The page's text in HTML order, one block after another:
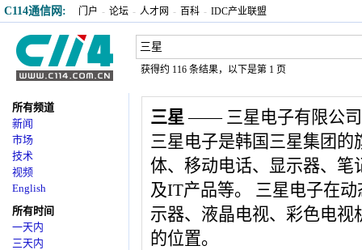
C114通信网: 门户 - 论坛 - 人才网 - 百科 - IDC产业联盟
获得约 116 条结果，以下是第 1 页
所有频道
新闻
市场
技术
视频
English
所有时间
一天内
三天内
三星—— 三星电子有限公司
三星电子是韩国三星集团
体、移动电话、显示器、
及IT产品等。 三星电子在
示器、液晶电视、彩色电
的位置。